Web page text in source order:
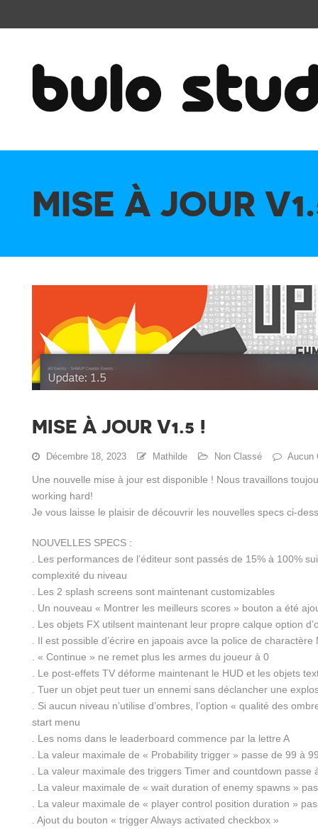
MISE À JOUR
MISE À JOUR V1.5 !
Décembre 18, 2023 Mathilde Non Classé Aucun
Une nouvelle mise à jour est disponible ! Nous travaillons
working hard!
Je vous laisse le plaisir de découvrir les nouvelles specs ci-
NOUVELLES SPECS :
. Les performances de l’éditeur sont passés de 15% à 100%
complexité du niveau
. Les 2 splash screens sont maintenant customizables
. Un nouveau « Montrer les meilleurs scores » bouton a été
. Les objets FX utilsent maintenant leur propre calque option
. Il est possible d’écrire en japoais avce la police de charactère
. « Continue » ne remet plus les armes du joueur à 0
. Le post-effets TV déforme maintenant le HUD et les objets
. Tuer un objet peut tuer un ennemi sans déclancher une
. Si aucun niveau n’utilise d’ombres, l’option « qualité des
start menu
. Les noms dans le leaderboard commence par la lettre A
. La valeur maximale de « Probability trigger » passe de 99 à
. La valeur maximale des triggers Timer and countdown passe
. La valeur maximale de « wait duration of enemy spawns »
. La valeur maximale de « player control position duration »
. Ajout du bouton « trigger Always activated checkbox »